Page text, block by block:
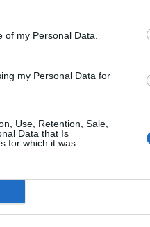
my Personal Data.
my Personal Data for
Use, Retention, Sale,
Data that Is
for which it was
Kością niezgody stała się
Projekt zakłada
– media publiczne
nie zgadza się Ministerstwo
do resortu kultury, że
do poniesienia przez budżet i
instytucji rządowych i
rozmowie z Zero.pl